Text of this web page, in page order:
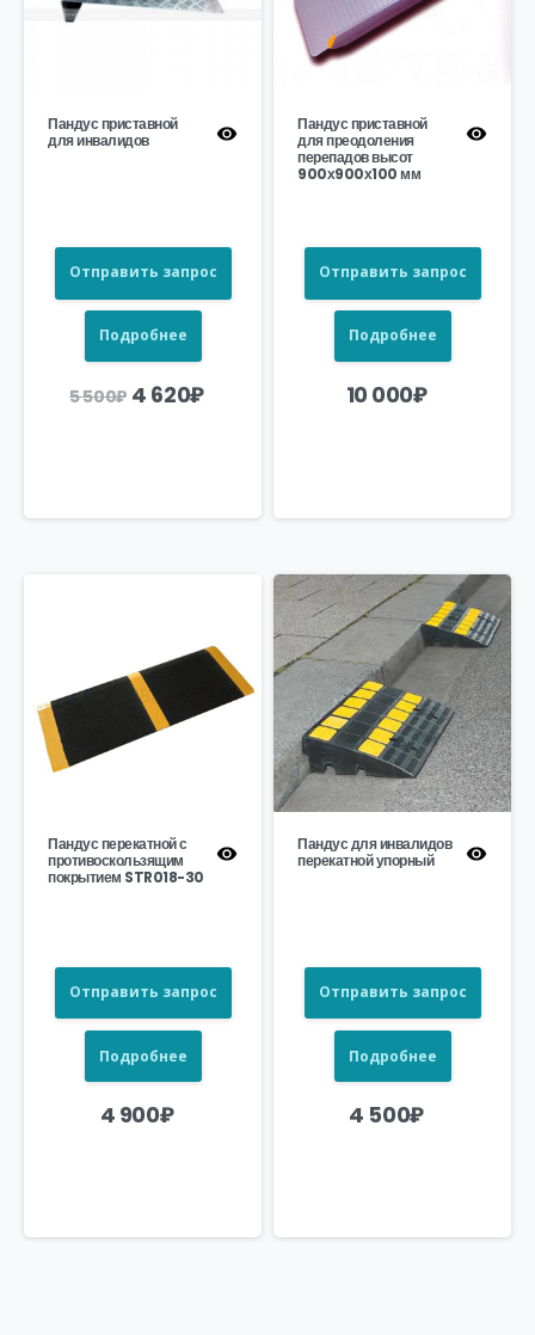
Пандус приставной
для инвалидов
Отправить запрос
Подробнее
5 500₽ Первоначальная
цена
4 620₽Текущая
Пандус приставной
для преодоления
перепадов высот
900х900х100 мм
Отправить запрос
Подробнее
10 000₽
Пандус перекатной с
противоскользящим
покрытием STR018-30
Отправить запрос
Подробнее
4 900₽
Пандус для инвалидов
перекатной упорный
Отправить запрос
Подробнее
4 500₽